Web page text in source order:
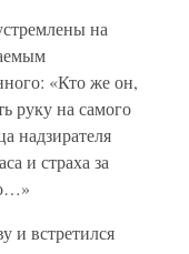
на
«Кто же он,
руку на самого
надзирателя
и страха за
и встретился